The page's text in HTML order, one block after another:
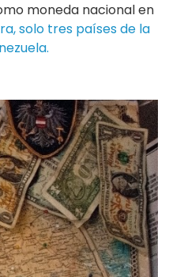
moneda nacional en
solo tres países de la